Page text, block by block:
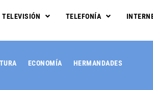
TELEVISIÓN TELEFONÍA
ECONOMÍA HERMANDADES